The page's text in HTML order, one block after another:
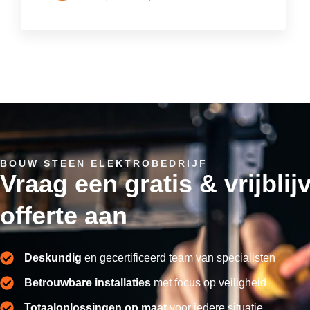
BOUW STEEN ELEKTROBEDRIJF
Vraag een gratis &
offerte aan
Deskundig en gecertificeerd team van specialisten
Betrouwbare installaties met focus op veiligheid
Totaaloplossingen op maat voor iedere situatie